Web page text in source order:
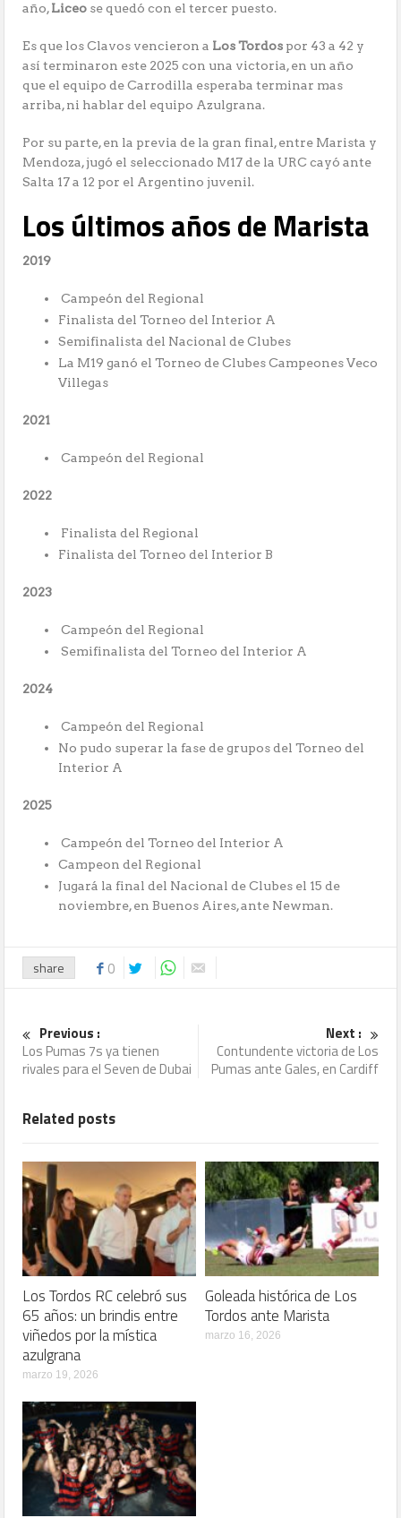
año,Liceo se quedó con el tercer puesto.
Es que los Clavos vencieron a Los Tordos por 43 a 42 y
así terminaron este 2025 con una victoria, en un año
que el equipo de Carrodilla esperaba terminar mas
arriba, ni hablar del equipo Azulgrana.
Por su parte, en la previa de la gran final, entre Marista y
Mendoza, jugó el seleccionado M17 de la URC cayó ante
Salta 17 a 12 por el Argentino juvenil.
Los últimos años de Marista
2019
Campeón del Regional
Finalista del Torneo del Interior A
Semifinalista del Nacional de Clubes
La M19 ganó el Torneo de Clubes Campeones Veco
Villegas
2021
Campeón del Regional
2022
Finalista del Regional
Finalista del Torneo del Interior B
2023
Campeón del Regional
Semifinalista del Torneo del Interior A
2024
Campeón del Regional
No pudo superar la fase de grupos del Torneo del
Interior A
2025
Campeón del Torneo del Interior A
Campeon del Regional
Jugará la final del Nacional de Clubes el 15 de
noviembre, en Buenos Aires, ante Newman.
share 0
Previous :
Los Pumas 7s ya tienen
rivales para el Seven de Dubai
Next :
Contundente victoria de Los
Pumas ante Gales, en Cardiff
Related posts
Los Tordos RC celebró sus
65 años: un brindis entre
viñedos por la mística
azulgrana
marzo 19, 2026
Goleada histórica de Los
Tordos ante Marista
marzo 16, 2026